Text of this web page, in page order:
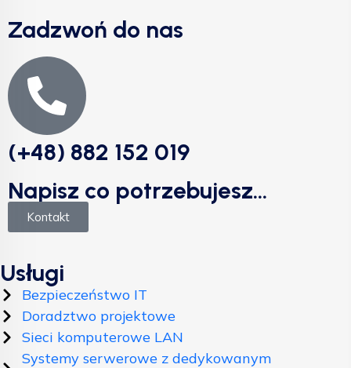
Zadzwoń do nas
(+48) 882 152 019
Napisz co potrzebujesz...
Kontakt
Usługi
Bezpieczeństwo IT
Doradztwo projektowe
Sieci komputerowe LAN
Systemy serwerowe z dedykowanym